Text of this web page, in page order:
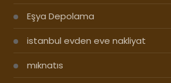
Eşya Depolama
istanbul evden eve nakliyat
mıknatıs